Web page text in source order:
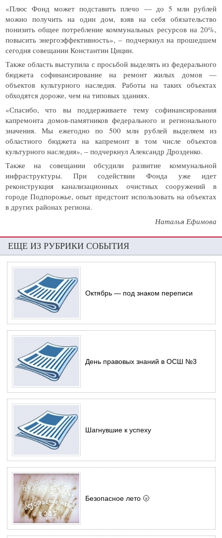
«Плюс Фонд может подставить плечо — до 5 млн рублей
можно получить на один дом, взяв на себя обязательство
понизить общее потребление коммунальных ресурсов на 20%,
повысить энергоэффективность», – подчеркнул на прошедшем
сегодня совещании Константин Цицин.
Также область выступила с просьбой выделять из федерального
бюджета софинансирование на ремонт жилых домов —
объектов культурного наследия. Работы на таких объектах
обходятся дороже, чем на типовых зданиях.
«Спасибо, что вы поддерживаете тему софинансирования
капремонта домов-памятников федерального и регионального
значения. Мы ежегодно по 500 млн рублей выделяем из
областного бюджета на капремонт в том числе объектов
культурного наследия», – подчеркнул Александр Дрозденко.
Также на совещании обсудили развитие коммунальной
инфраструктуры. При содействии Фонда уже идет
реконструкция канализационных очистных сооружений в
городе Подпорожье, опыт предстоит использовать на объектах
в других районах региона.
Наталья Ефимова
ЕЩЕ ИЗ РУБРИКИ СОБЫТИЯ
Октябрь — под знаком переписи
День правовых знаний в ОСШ №3
Шагнувшие к успеху
Безопасное лето 🌝